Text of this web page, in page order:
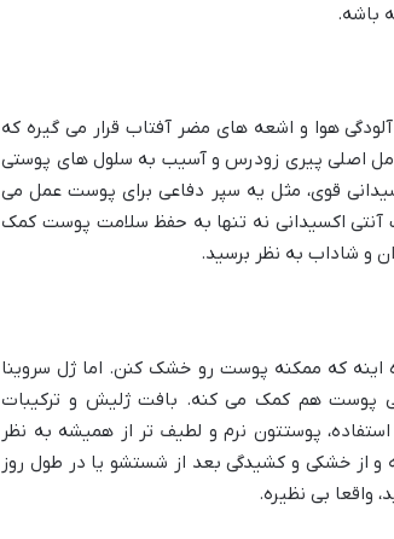
باشه.
هوا و اشعه های مضر آفتاب قرار می گیره که
اصلی پیری زودرس و آسیب به سلول های پوستی
قوی، مثل یه سپر دفاعی برای پوست عمل می
آنتی اکسیدانی نه تنها به حفظ سلامت پوست کمک
و شاداب به نظر برسید.
اینه که ممکنه پوست رو خشک کنن. اما ژل سروینا
پوست هم کمک می کنه. بافت ژلیش و ترکیبات
پوستتون نرم و لطیف تر از همیشه به نظر
از خشکی و کشیدگی بعد از شستشو یا در طول روز
واقعا بی نظیره.